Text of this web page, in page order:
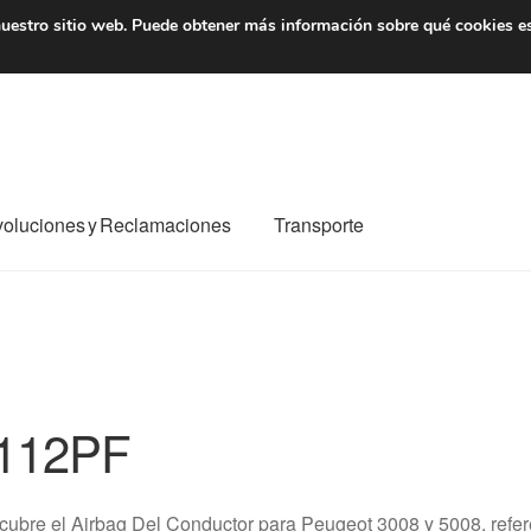
EUR De lunes a viernes
y Reclamaciones Transporte
el Airbag Del Conductor para Peugeot 3008 y 5008,
sitio web. Puede obtener más información sobre qué cookies